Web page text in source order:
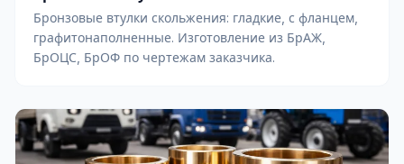
Бронзовые втулки скольжения: гладкие, с фланцем,
графитонаполненные. Изготовление из БрАЖ,
БрОЦС, БрОФ по чертежам заказчика.